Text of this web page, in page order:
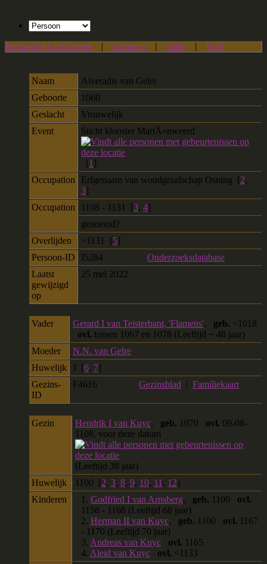
Persoonlijke informatie | Bronnen | Alles | PDF
Naam Alveradis van Gelre
Geboorte
1060
Geslacht
Vrouwelijk
Event
Sticht klooster MariÃ«nweerd
[1]
Occupation
Erfgenaam van woudgraafschap Osning [2,
3]
Occupation
1108 - 1131 [3, 4]
genoemd?
Overlijden
>1131 [5]
Persoon-ID
I5284
Onderzoeksdatabase
Laatst
gewijzigd
op
25 mei 2022
Vader Gerard I van Teisterbant, 'Flamens', geb. <1018
ovl. tussen 1067 en 1078 (Leeftijd ~ 48 jaar)
Moeder
N.N. van Gelre
Huwelijk
J [6, 7]
Gezins-
ID
F4616 Gezinsblad | Familiekaart
Gezin Hendrik I van Kuyc, geb. 1070 ovl. 09-08-
1108, voor deze datum
(Leeftijd 38 jaar)
Huwelijk
1100 [2, 3, 8, 9, 10, 11, 12]
Kinderen
1. Godfried I van Arnsberg, geb. 1100 ovl.
1158 - 1168 (Leeftijd 68 jaar)
2. Herman II van Kuyc, geb. 1100 ovl. 1167
- 1170 (Leeftijd 70 jaar)
3. Andreas van Kuyc ovl. 1165
4. Aleid van Kuyc ovl. <1133